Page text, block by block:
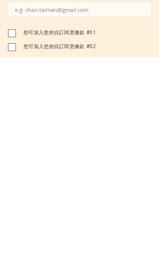
您可加入您的自訂同意條款 #01
您可加入您的自訂同意條款 #02